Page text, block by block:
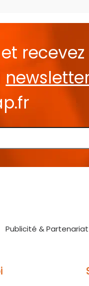
recevez
Publicité & Partenariat